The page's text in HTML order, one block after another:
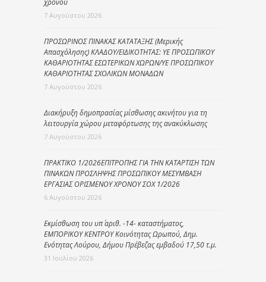
7 Αυγούστου 2026
ΠΡΟΣΩΡΙΝΟΣ ΠΙΝΑΚΑΣ ΚΑΤΑΤΑΞΗΣ (Μερικής
Απασχόλησης) ΚΛΑΔΟΥ/ΕΙΔΙΚΟΤΗΤΑΣ: ΥΕ ΠΡΟΣΩΠΙΚΟΥ
ΚΑΘΑΡΙΟΤΗΤΑΣ ΕΣΩΤΕΡΙΚΩΝ ΧΩΡΩΝ/ΥΕ ΠΡΟΣΩΠΙΚΟΥ
ΚΑΘΑΡΙΟΤΗΤΑΣ ΣΧΟΛΙΚΩΝ ΜΟΝΑΔΩΝ
7 Αυγούστου 2026
Διακήρυξη δημοπρασίας μίσθωσης ακινήτου για τη
λειτουργία χώρου μεταφόρτωσης της ανακύκλωσης
7 Αυγούστου 2026
ΠΡΑΚΤΙΚΟ 1/2026ΕΠΙΤΡΟΠΗΣ ΓΙΑ ΤΗΝ ΚΑΤΑΡΤΙΣΗ ΤΩΝ
ΠΙΝΑΚΩΝ ΠΡΟΣΛΗΨΗΣ ΠΡΟΣΩΠΙΚΟΥ ΜΕΣΥΜΒΑΣΗ
ΕΡΓΑΣΙΑΣ ΟΡΙΣΜΕΝΟΥ ΧΡΟΝΟΥ ΣΟΧ 1/2026
6 Αυγούστου 2026
Εκμίσθωση του υπ΄ αριθ. -14- καταστήματος,
ΕΜΠΟΡΙΚΟΥ ΚΕΝΤΡΟΥ Κοινότητας Ωρωπού, Δημ.
Ενότητας Λούρου, Δήμου Πρέβεζας εμβαδού 17,50 τ.μ.
31 Ιουλίου 2026